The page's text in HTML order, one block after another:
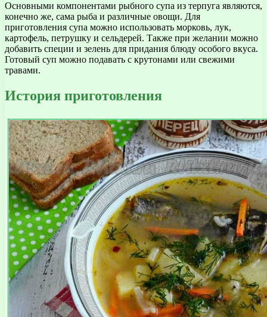
Основными компонентами рыбного супа из терпуга являются,
конечно же, сама рыба и различные овощи. Для
приготовления супа можно использовать морковь, лук,
картофель, петрушку и сельдерей. Также при желании можно
добавить специи и зелень для придания блюду особого вкуса.
Готовый суп можно подавать с крутонами или свежими
травами.
История приготовления